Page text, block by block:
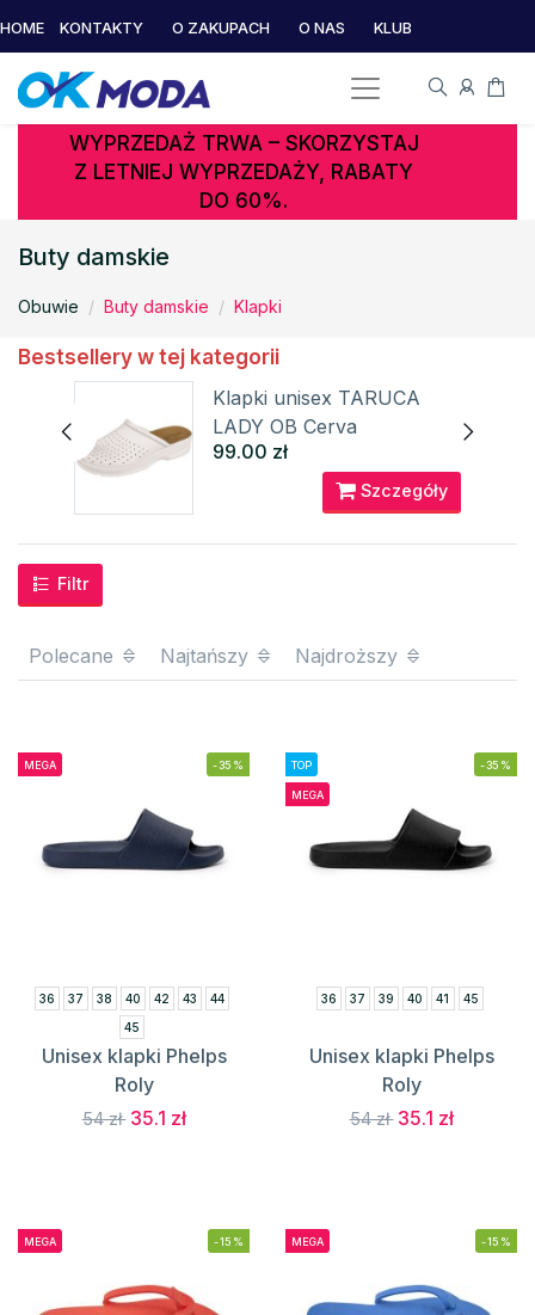
HOME KONTAKTY O ZAKUPACH O NAS KLUB
WYPRZEDAŻ TRWA – SKORZYSTAJ
Z LETNIEJ WYPRZEDAŻY, RABATY
DO 60%.
Buty damskie
Obuwie Buty damskie Klapki
Bestsellery w tej kategorii
Klapki unisex TARUCA
LADY OB Cerva
99.00 zł
Szczegóły
Filtr
Polecane Najtańszy Najdroższy
MEGA -35%
36 37 38 40 42 43
44
45
Unisex klapki Phelps
Roly
54 zł 35.1 zł
TOP
MEGA
-35%
36 37 39 40 41 45
Unisex klapki Phelps
Roly
54 zł 35.1 zł
MEGA -15% MEGA -15%